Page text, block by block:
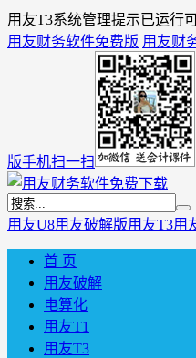
用友T3系统管理提示已运行
用友财务软件免费版 用友财
版手机扫一扫
用友U8用友破解版用友T3用
首 页
用友破解
电算化
用友T1
用友T3